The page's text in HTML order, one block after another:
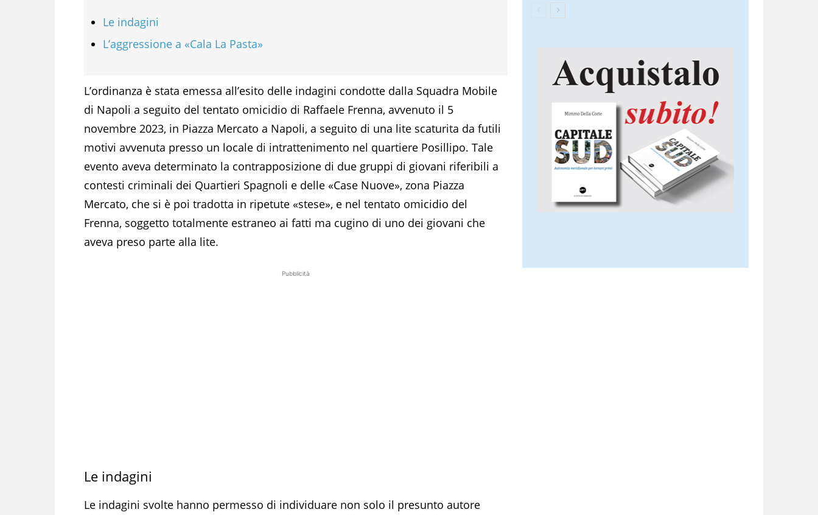
Le indagini
L’aggressione a «Cala La Pasta»
L’ordinanza è stata emessa all’esito delle indagini condotte dalla Squadra Mobile
di Napoli a seguito del tentato omicidio di Raffaele Frenna, avvenuto il 5
novembre 2023, in Piazza Mercato a Napoli, a seguito di una lite scaturita da futili
motivi avvenuta presso un locale di intrattenimento nel quartiere Posillipo. Tale
evento aveva determinato la contrapposizione di due gruppi di giovani riferibili a
contesti criminali dei Quartieri Spagnoli e delle «Case Nuove», zona Piazza
Mercato, che si è poi tradotta in ripetute «stese», e nel tentato omicidio del
Frenna, soggetto totalmente estraneo ai fatti ma cugino di uno dei giovani che
aveva preso parte alla lite.
Pubblicità
Le indagini
Le indagini svolte hanno permesso di individuare non solo il presunto autore